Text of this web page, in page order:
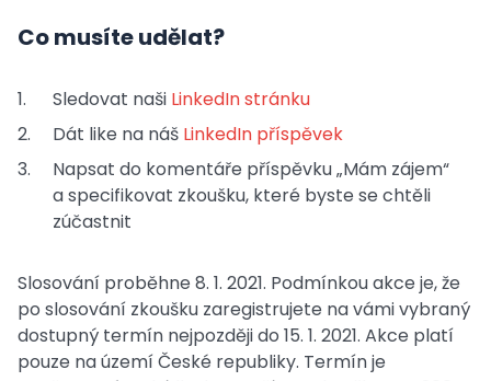
Co musíte udělat?
Sledovat naši LinkedIn stránku
Dát like na náš LinkedIn příspěvek
Napsat do komentáře příspěvku „Mám zájem“
a specifikovat zkoušku, které byste se chtěli
zúčastnit
Slosování proběhne 8. 1. 2021. Podmínkou akce je, že
po slosování zkoušku zaregistrujete na vámi vybraný
dostupný termín nejpozději do 15. 1. 2021. Akce platí
pouze na území České republiky. Termín je